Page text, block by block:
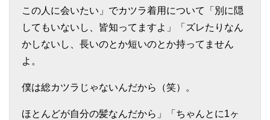
この人に会いたい」でカツラ着用について「別に隠
してもいないし、皆知ってますよ」「ズレたりなん
かしないし、長いのとか短いのとか持ってません
よ。
僕は総カツラじゃないんだから（笑）。
ほとんどが自分の髪なんだから」「ちゃんとに1ヶ